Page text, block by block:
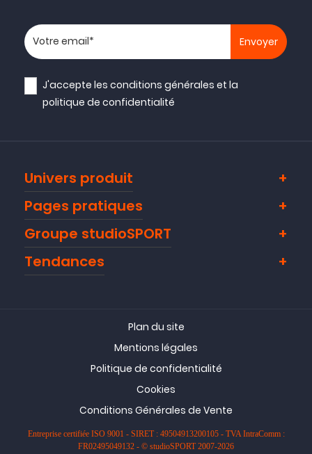
Votre adresse email
J'accepte lesconditions générales et la
politique de confidentialité
Univers produit
Pages pratiques
Groupe studioSPORT
Tendances
Plan du site
Mentions légales
Politique de confidentialité
Cookies
Conditions Générales de Vente
Entreprise certifiée ISO 9001 - SIRET : 49504913200105 - TVA IntraComm :
FR02495049132 - © studioSPORT 2007-2026